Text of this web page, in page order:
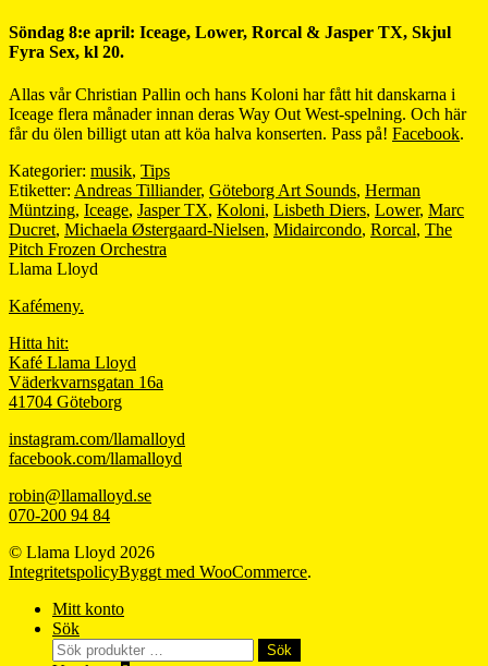
Söndag 8:e april: Iceage, Lower, Rorcal & Jasper TX, Skjul
Fyra Sex, kl 20.
Allas vår Christian Pallin och hans Koloni har fått hit danskarna i
Iceage flera månader innan deras Way Out West-spelning. Och här
får du ölen billigt utan att köa halva konserten. Pass på! Facebook.
Kategorier: musik, Tips
Etiketter: Andreas Tilliander, Göteborg Art Sounds, Herman
Müntzing, Iceage, Jasper TX, Koloni, Lisbeth Diers, Lower, Marc
Ducret, Michaela Østergaard-Nielsen, Midaircondo, Rorcal, The
Pitch Frozen Orchestra
Llama Lloyd
Kafémeny.
Hitta hit:
Kafé Llama Lloyd
Väderkvarnsgatan 16a
41704 Göteborg
instagram.com/llamalloyd
facebook.com/llamalloyd
robin@llamalloyd.se
070-200 94 84
© Llama Lloyd 2026
IntegritetspolicyByggt med WooCommerce.
Mitt konto
Sök
Sök
Sök